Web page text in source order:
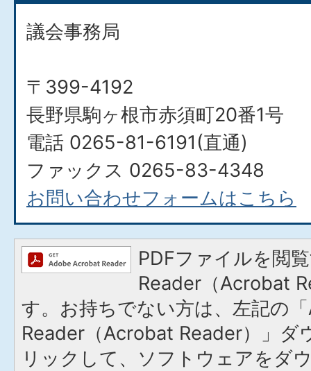
議会事務局
〒399-4192
長野県駒ヶ根市赤須町20番1号
電話 0265-81-6191(直通)
ファックス 0265-83-4348
お問い合わせフォームはこちら
PDFファイルを閲
Reader（Acrobat
す。お持ちでない方は、左記の
Reader（Acrobat Reader）」ダ
リックして、ソフトウェアをダ